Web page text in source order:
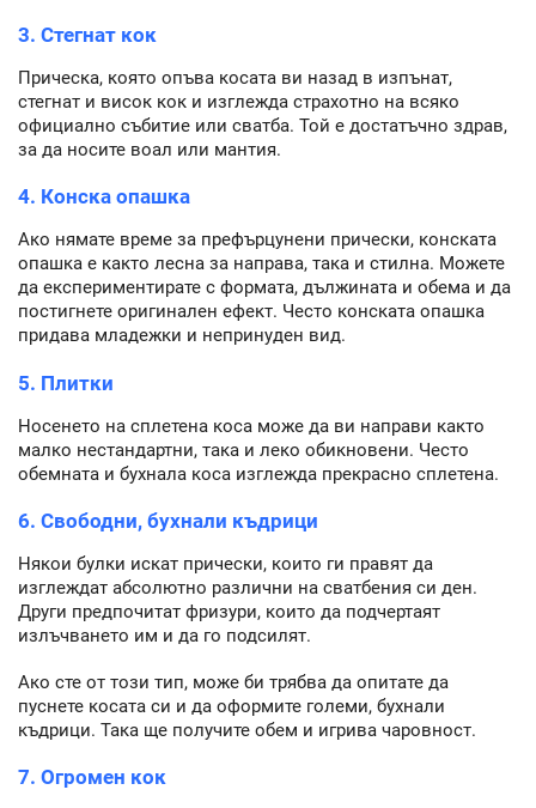
3. Стегнат кок
Прическа, която опъва косата ви назад в изпънат,
стегнат и висок кок и изглежда страхотно на всяко
официално събитие или сватба. Той е достатъчно здрав,
за да носите воал или мантия.
4. Конска опашка
Ако нямате време за префърцунени прически, конската
опашка е както лесна за направа, така и стилна. Можете
да експериментирате с формата, дължината и обема и да
постигнете оригинален ефект. Често конската опашка
придава младежки и непринуден вид.
5. Плитки
Носенето на сплетена коса може да ви направи както
малко нестандартни, така и леко обикновени. Често
обемната и бухнала коса изглежда прекрасно сплетена.
6. Свободни, бухнали къдрици
Някои булки искат прически, които ги правят да
изглеждат абсолютно различни на сватбения си ден.
Други предпочитат фризури, които да подчертаят
излъчването им и да го подсилят.
Ако сте от този тип, може би трябва да опитате да
пуснете косата си и да оформите големи, бухнали
къдрици. Така ще получите обем и игрива чаровност.
7. Огромен кок